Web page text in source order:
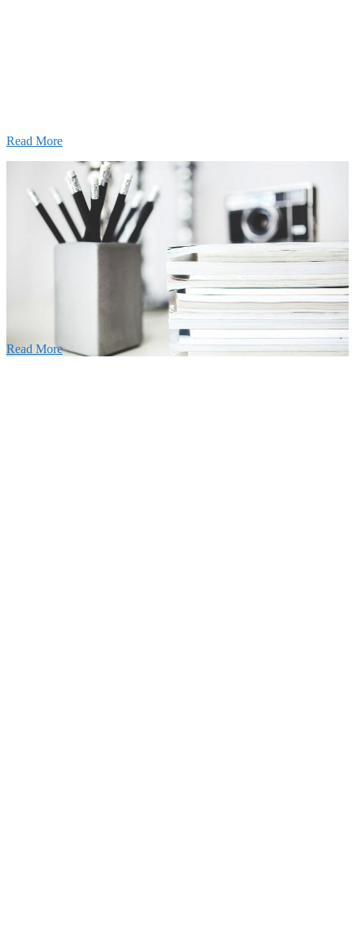
Read More
年03月03日 厚生労働大臣より「ユースエール認
【お知らせ】年末年始の休業について
ふれあいの道路愛護事業 清掃活動を実
Read More